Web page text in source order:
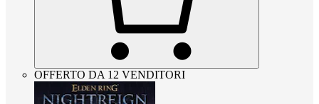
OFFERTO DA 12 VENDITORI